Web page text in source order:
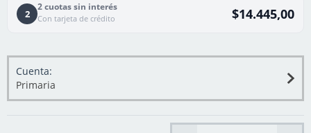
2
2 cuotas sin interés
Con tarjeta de crédito $14.445,00
Cuenta:
Primaria